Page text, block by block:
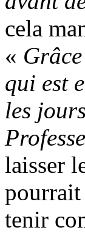
cela
«
qui est
les
laisser
pourrait
tenir